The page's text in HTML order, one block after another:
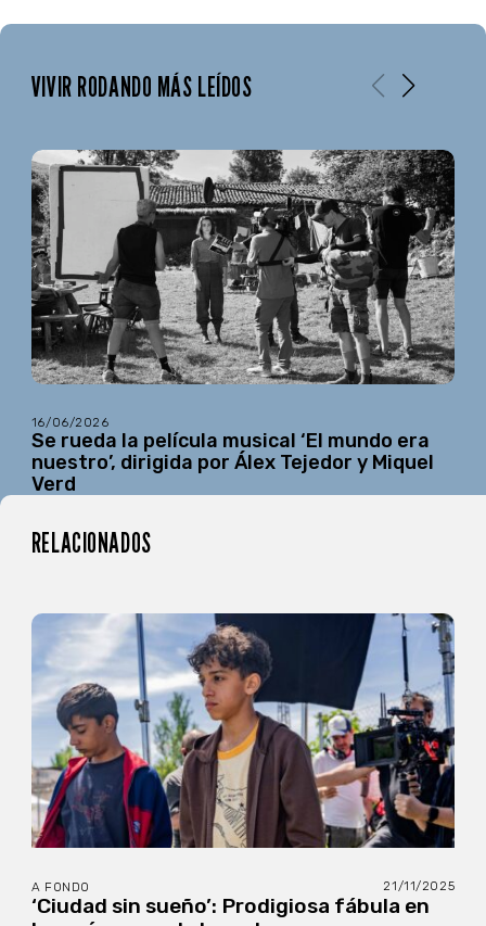
VIVIR RODANDO MÁS LEÍDOS
16/06/2026
Se rueda la película musical ‘El mundo era
nuestro’, dirigida por Álex Tejedor y Miquel
Verd
RELACIONADOS
A FONDO 21/11/2025
‘Ciudad sin sueño’: Prodigiosa fábula en